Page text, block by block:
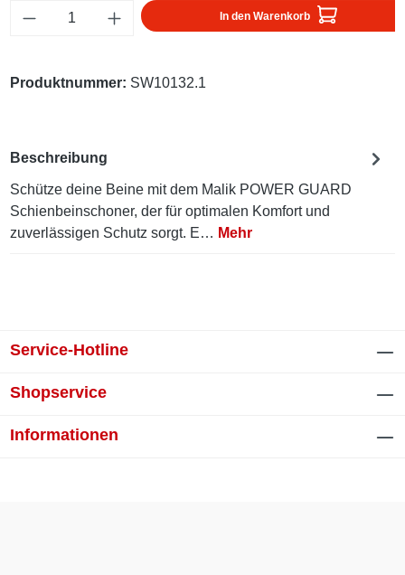
Produkt Anzahl: Gib den gewünschten
In den Warenkorb
Produktnummer: SW10132.1
Beschreibung
Schütze deine Beine mit dem Malik POWER GUARD
Schienbeinschoner, der für optimalen Komfort und
zuverlässigen Schutz sorgt. E… Mehr
Service-Hotline
Shopservice
Informationen